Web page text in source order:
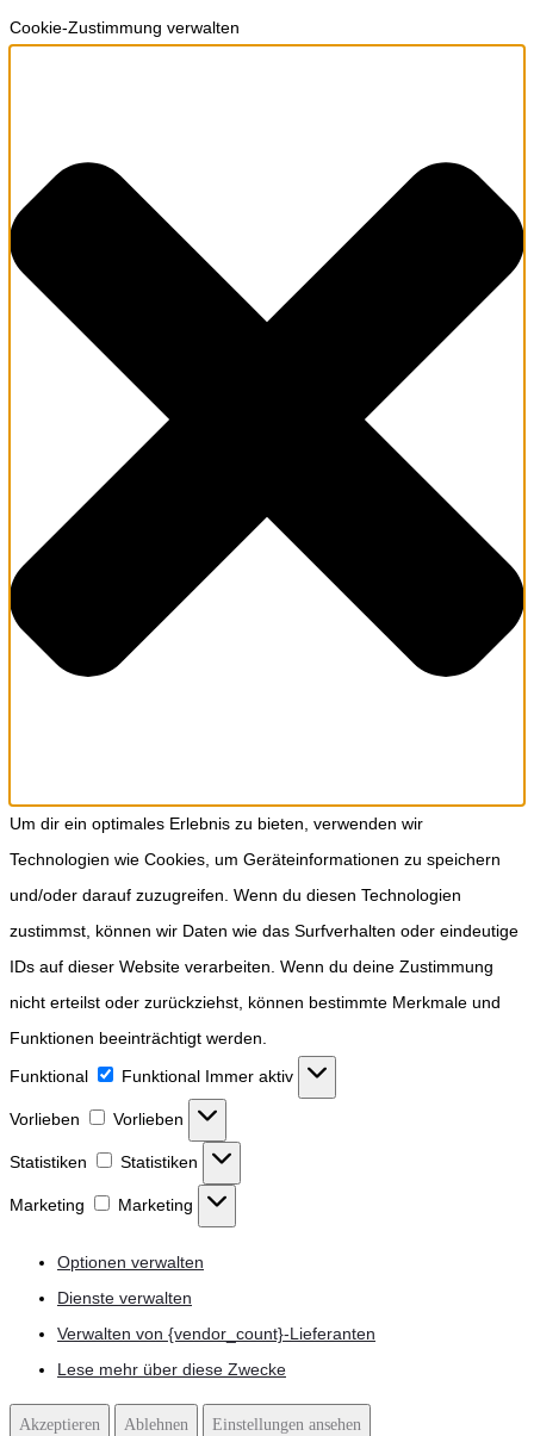
Cookie-Zustimmung verwalten
Um dir ein optimales Erlebnis zu bieten, verwenden wir
Technologien wie Cookies, um Geräteinformationen zu speichern
und/oder darauf zuzugreifen. Wenn du diesen Technologien
zustimmst, können wir Daten wie das Surfverhalten oder eindeutige
IDs auf dieser Website verarbeiten. Wenn du deine Zustimmung
nicht erteilst oder zurückziehst, können bestimmte Merkmale und
Funktionen beeinträchtigt werden.
Funktional
Funktional Immer aktiv
Vorlieben Vorlieben
Statistiken Statistiken
Marketing Marketing
Optionen verwalten
Dienste verwalten
Verwalten von {vendor_count}-Lieferanten
Lese mehr über diese Zwecke
Akzeptieren Ablehnen Einstellungen ansehen